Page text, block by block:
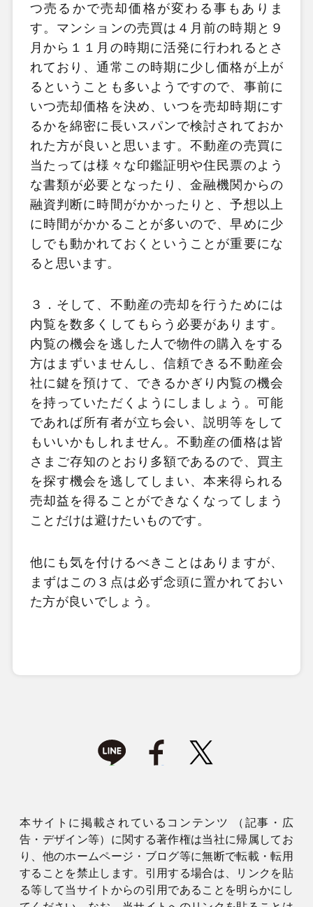
つ売るかで売却価格が変わる事もありま
す。マンションの売買は４月前の時期と９
月から１１月の時期に活発に行われるとさ
れており、通常この時期に少し価格が上が
るということも多いようですので、事前に
いつ売却価格を決め、いつを売却時期にす
るかを綿密に長いスパンで検討されておか
れた方が良いと思います。不動産の売買に
当たっては様々な印鑑証明や住民票のよう
な書類が必要となったり、金融機関からの
融資判断に時間がかかったりと、予想以上
に時間がかかることが多いので、早めに少
しでも動かれておくということが重要にな
ると思います。
３．そして、不動産の売却を行うためには
内覧を数多くしてもらう必要があります。
内覧の機会を逃した人で物件の購入をする
方はまずいませんし、信頼できる不動産会
社に鍵を預けて、できるかぎり内覧の機会
を持っていただくようにしましょう。可能
であれば所有者が立ち会い、説明等をして
もいいかもしれません。不動産の価格は皆
さまご存知のとおり多額であるので、買主
を探す機会を逃してしまい、本来得られる
売却益を得ることができなくなってしまう
ことだけは避けたいものです。
他にも気を付けるべきことはありますが、
まずはこの３点は必ず念頭に置かれておい
た方が良いでしょう。
本サイトに掲載されているコンテンツ （記事・広
告・デザイン等）に関する著作権は当社に帰属してお
り、他のホームページ・ブログ等に無断で転載・転用
することを禁止します。引用する場合は、リンクを貼
る等して当サイトからの引用であることを明らかにし